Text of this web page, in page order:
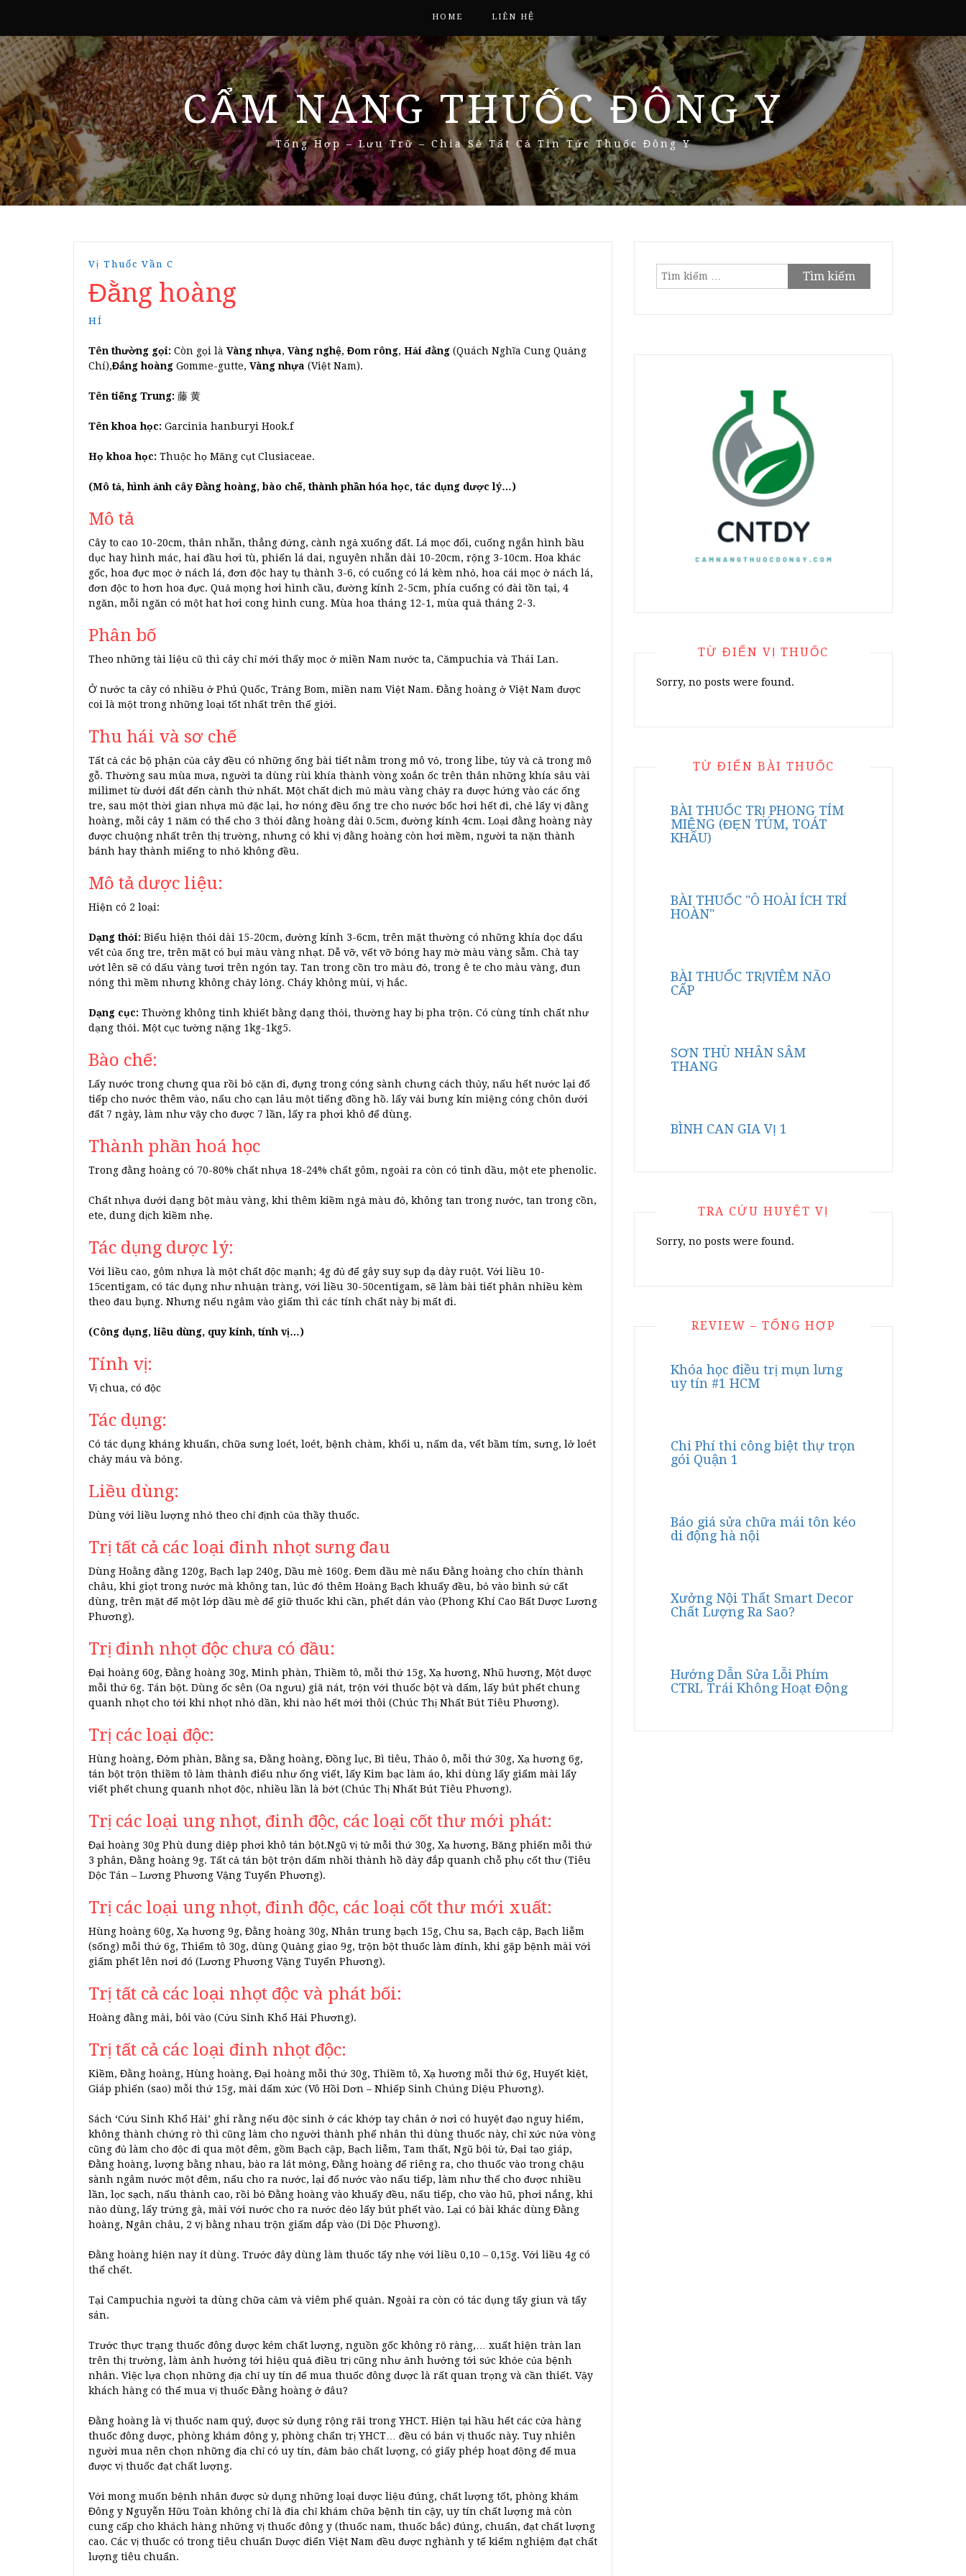
HOME LIÊN HỆ
CẨM NANG THUỐC ĐÔNG Y
Tổng Hợp – Lưu Trữ – Chia Sẻ Tất Cả Tin Tức Thuốc Đông Y
Vị Thuốc Vần C
Đằng hoàng
HÍ
Tên thường gọi: Còn gọi là Vàng nhựa, Vàng nghệ, Đom rông, Hải đằng (Quách Nghĩa Cung Quảng
Chí),Đắng hoàng Gomme-gutte, Vàng nhựa (Việt Nam).
Tên tiếng Trung: 藤 黄
Tên khoa học: Garcinia hanburyi Hook.f
Họ khoa học: Thuộc họ Măng cụt Clusiaceae.
(Mô tả, hình ảnh cây Đằng hoàng, bào chế, thành phần hóa học, tác dụng dược lý…)
Mô tả
Cây to cao 10-20cm, thân nhẵn, thẳng đứng, cành ngả xuống đất. Lá mọc đối, cuống ngắn hình bầu
dục hay hình mác, hai đầu hơi tù, phiến lá dai, nguyên nhẵn dài 10-20cm, rộng 3-10cm. Hoa khác
gốc, hoa đực mọc ở nách lá, đơn độc hay tụ thành 3-6, có cuống có lá kèm nhỏ, hoa cái mọc ở nách lá,
đơn độc to hơn hoa đực. Quả mọng hơi hình cầu, đường kính 2-5cm, phía cuống có đài tồn tại, 4
ngăn, mỗi ngăn có một hat hơi cong hình cung. Mùa hoa tháng 12-1, mùa quả tháng 2-3.
Phân bố
Theo những tài liệu cũ thì cây chỉ mới thấy mọc ở miền Nam nước ta, Cămpuchia và Thái Lan.
Ở nước ta cây có nhiều ở Phú Quốc, Trảng Bom, miền nam Việt Nam. Đằng hoàng ở Việt Nam được
coi là một trong những loại tốt nhất trên thế giới.
Thu hái và sơ chế
Tất cả các bộ phận của cây đều có những ống bài tiết nằm trong mô vỏ, trong libe, tủy và cả trong mô
gỗ. Thường sau mùa mưa, người ta dùng rùi khía thành vòng xoắn ốc trên thân những khía sâu vài
milimet từ dưới đất đến cành thứ nhất. Một chất dịch mủ màu vàng chảy ra được hứng vào các ống
tre, sau một thời gian nhựa mủ đặc lại, hơ nóng đều ống tre cho nước bốc hơi hết đi, chẻ lấy vị đằng
hoàng, mỗi cây 1 năm có thể cho 3 thỏi đằng hoàng dài 0.5cm, đường kính 4cm. Loại đằng hoàng này
được chuộng nhất trên thị trường, nhưng có khi vị đằng hoàng còn hơi mềm, người ta nặn thành
bánh hay thành miếng to nhỏ không đều.
Mô tả dược liệu:
Hiện có 2 loại:
Dạng thỏi: Biểu hiện thỏi dài 15-20cm, đường kính 3-6cm, trên mặt thường có những khía dọc dấu
vết của ống tre, trên mặt có bụi màu vàng nhạt. Dễ vỡ, vết vỡ bóng hay mờ màu vàng sẫm. Chà tay
ướt lên sẽ có dấu vàng tươi trên ngón tay. Tan trong cồn tro màu đỏ, trong ê te cho màu vàng, đun
nóng thì mềm nhưng không chảy lỏng. Cháy không mùi, vị hắc.
Dạng cục: Thường không tinh khiết bằng dạng thỏi, thường hay bị pha trộn. Có cùng tính chất như
dạng thỏi. Một cục tường nặng 1kg-1kg5.
Bào chế:
Lấy nước trong chưng qua rồi bỏ cặn đi, đựng trong cóng sành chưng cách thủy, nấu hết nước lại đổ
tiếp cho nước thêm vào, nấu cho cạn lâu một tiếng đồng hồ. lấy vải bưng kín miệng cóng chôn dưới
đất 7 ngày, làm như vậy cho được 7 lần, lấy ra phơi khô để dùng.
Thành phần hoá học
Trong đằng hoàng có 70-80% chất nhựa 18-24% chất gôm, ngoài ra còn có tinh dầu, một ete phenolic.
Chất nhựa dưới dạng bột màu vàng, khi thêm kiềm ngả màu đỏ, không tan trong nước, tan trong cồn,
ete, dung dịch kiềm nhẹ.
Tác dụng dược lý:
Với liều cao, gôm nhựa là một chất độc mạnh; 4g đủ để gây suy sụp dạ dày ruột. Với liều 10-
15centigam, có tác dụng như nhuận tràng, với liều 30-50centigam, sẽ làm bài tiết phân nhiều kèm
theo đau bụng. Nhưng nếu ngâm vào giấm thì các tính chất này bị mất đi.
(Công dụng, liều dùng, quy kinh, tính vị…)
Tính vị:
Vị chua, có độc
Tác dụng:
Có tác dụng kháng khuẩn, chữa sưng loét, loét, bệnh chàm, khối u, nấm da, vết bầm tím, sưng, lở loét
chảy máu và bỏng.
Liều dùng:
Dùng với liều lượng nhỏ theo chỉ định của thầy thuốc.
Trị tất cả các loại đinh nhọt sưng đau
Dùng Hoằng đằng 120g, Bạch lạp 240g, Dầu mè 160g. Đem dầu mè nấu Đằng hoàng cho chín thành
châu, khi giọt trong nước mà không tan, lúc đó thêm Hoàng Bạch khuấy đều, bỏ vào bình sứ cất
dùng, trên mặt để một lớp dầu mè để giữ thuốc khi cần, phết dán vào (Phong Khí Cao Bất Dược Lương
Phương).
Trị đinh nhọt độc chưa có đầu:
Đại hoàng 60g, Đằng hoàng 30g, Minh phàn, Thiềm tô, mỗi thứ 15g, Xạ hương, Nhũ hương, Một dược
mỗi thứ 6g. Tán bột. Dùng ốc sên (Oa ngưu) giã nát, trộn với thuốc bột và dấm, lấy bút phết chung
quanh nhọt cho tới khi nhọt nhỏ dần, khi nào hết mới thôi (Chúc Thị Nhất Bút Tiêu Phương).
Trị các loại độc:
Hùng hoàng, Đởm phàn, Bằng sa, Đằng hoàng, Đồng lục, Bì tiêu, Thảo ô, mỗi thứ 30g, Xạ hương 6g,
tán bột trộn thiềm tô làm thành điếu như ống viết, lấy Kim bạc làm áo, khi dùng lấy giấm mài lấy
viết phết chung quanh nhọt độc, nhiều lần là bớt (Chúc Thị Nhất Bút Tiêu Phương).
Trị các loại ung nhọt, đinh độc, các loại cốt thư mới phát:
Đại hoàng 30g Phù dung diệp phơi khô tán bột.Ngũ vị tử mỗi thứ 30g, Xạ hương, Băng phiến mỗi thứ
3 phân, Đằng hoàng 9g. Tất cả tán bột trộn dấm nhồi thành hồ dày đắp quanh chỗ phụ cốt thư (Tiêu
Dộc Tán – Lương Phương Vậng Tuyển Phương).
Trị các loại ung nhọt, đinh độc, các loại cốt thư mới xuất:
Hùng hoàng 60g, Xạ hương 9g, Đằng hoàng 30g, Nhân trung bạch 15g, Chu sa, Bạch cập, Bạch liễm
(sống) mỗi thứ 6g, Thiểm tô 30g, dùng Quảng giao 9g, trộn bột thuốc làm đính, khi gặp bệnh mài với
giấm phết lên nơi đó (Lương Phương Vậng Tuyển Phương).
Trị tất cả các loại nhọt độc và phát bối:
Hoàng đằng mài, bôi vào (Cửu Sinh Khổ Hải Phương).
Trị tất cả các loại đinh nhọt độc:
Kiềm, Đằng hoàng, Hùng hoàng, Đại hoàng mỗi thứ 30g, Thiềm tô, Xạ hương mỗi thứ 6g, Huyết kiệt,
Giáp phiến (sao) mỗi thứ 15g, mài dấm xức (Vô Hồi Dơn – Nhiếp Sinh Chúng Diệu Phương).
Sách ‘Cứu Sinh Khổ Hải’ ghi rằng nếu độc sinh ở các khớp tay chân ở nơi có huyệt đạo nguy hiểm,
không thành chứng rò thì cũng làm cho người thành phế nhân thì dùng thuốc này, chỉ xức nửa vòng
cũng đủ làm cho độc đi qua một đêm, gồm Bạch cập, Bạch liễm, Tam thất, Ngũ bội tử, Đại tạo giáp,
Đằng hoàng, lượng bằng nhau, bào ra lát mỏng, Đằng hoàng để riêng ra, cho thuốc vào trong chậu
sành ngâm nước một đêm, nấu cho ra nước, lại đổ nước vào nấu tiếp, làm như thế cho được nhiều
lần, lọc sạch, nấu thành cao, rồi bỏ Đằng hoàng vào khuấy đều, nấu tiếp, cho vào hũ, phơi nắng, khi
nào dùng, lấy trứng gà, mài với nước cho ra nước dẻo lấy bút phết vào. Lại có bài khác dùng Đằng
hoàng, Ngân châu, 2 vị bằng nhau trộn giấm đắp vào (Di Dộc Phương).
Đằng hoàng hiện nay ít dùng. Trước đây dùng làm thuốc tẩy nhẹ với liều 0,10 – 0,15g. Với liều 4g có
thể chết.
Tại Campuchia người ta dùng chữa cảm và viêm phế quản. Ngoài ra còn có tác dụng tẩy giun và tẩy
sán.
Trước thực trạng thuốc đông dược kém chất lượng, nguồn gốc không rõ ràng,… xuất hiện tràn lan
trên thị trường, làm ảnh hưởng tới hiệu quả điều trị cũng như ảnh hưởng tới sức khỏe của bệnh
nhân. Việc lựa chọn những địa chỉ uy tín để mua thuốc đông dược là rất quan trọng và cần thiết. Vậy
khách hàng có thể mua vị thuốc Đằng hoàng ở đâu?
Đằng hoàng là vị thuốc nam quý, được sử dụng rộng rãi trong YHCT. Hiện tại hầu hết các cửa hàng
thuốc đông dược, phòng khám đông y, phòng chẩn trị YHCT… đều có bán vị thuốc này. Tuy nhiên
người mua nên chọn những địa chỉ có uy tín, đảm bảo chất lượng, có giấy phép hoạt động để mua
được vị thuốc đạt chất lượng.
Với mong muốn bệnh nhân được sử dụng những loại dược liệu đúng, chất lượng tốt, phòng khám
Đông y Nguyễn Hữu Toàn không chỉ là đia chỉ khám chữa bệnh tin cậy, uy tín chất lượng mà còn
cung cấp cho khách hàng những vị thuốc đông y (thuốc nam, thuốc bắc) đúng, chuẩn, đạt chất lượng
cao. Các vị thuốc có trong tiêu chuẩn Dược điển Việt Nam đều được nghành y tế kiểm nghiệm đạt chất
lượng tiêu chuẩn.
Tìm
TỪ ĐIỂN VỊ THUỐC
Sorry, no posts were found.
TỪ ĐIỂN BÀI THUỐC
BÀI THUỐC TRỊ PHONG TÍM
MIỆNG (ĐẸN TÚM, TOÁT
KHẨU)
BÀI THUỐC "Ô HOÀI ÍCH TRÍ
HOÀN"
BÀI THUỐC TRỊVIÊM NÃO
CẤP
SƠN THÙ NHÂN SÂM
THANG
BÌNH CAN GIA VỊ 1
TRA CỨU HUYỆT VỊ
Sorry, no posts were found.
REVIEW – TỔNG HỢP
Khóa học điều trị mụn lưng
uy tín #1 HCM
Chi Phí thi công biệt thự trọn
gói Quận 1
Báo giá sửa chữa mái tôn kéo
di động hà nội
Xưởng Nội Thất Smart Decor
Chất Lượng Ra Sao?
Hướng Dẫn Sửa Lỗi Phím
CTRL Trái Không Hoạt Động